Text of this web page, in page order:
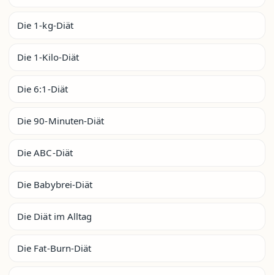
Die 1-kg-Diät
Die 1-Kilo-Diät
Die 6:1-Diät
Die 90-Minuten-Diät
Die ABC-Diät
Die Babybrei-Diät
Die Diät im Alltag
Die Fat-Burn-Diät